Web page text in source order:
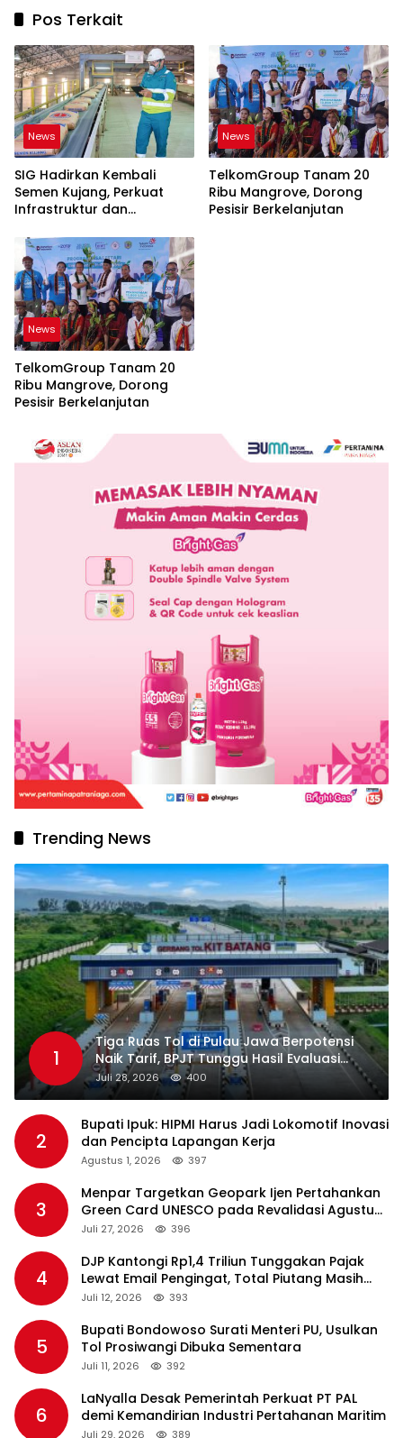
Pos Terkait
News
SIG Hadirkan Kembali
Semen Kujang, Perkuat
Infrastruktur dan
News
TelkomGroup Tanam 20
Ribu Mangrove, Dorong
Pesisir Berkelanjutan
News
TelkomGroup Tanam 20
Ribu Mangrove, Dorong
Pesisir Berkelanjutan
Trending News
1
Tiga Ruas Tol di Pulau Jawa Berpotensi
Naik Tarif, BPJT Tunggu Hasil Evaluasi
Standar Pelayanan
Juli 28, 2026 400
2
Bupati Ipuk: HIPMI Harus Jadi Lokomotif Inovasi
dan Pencipta Lapangan Kerja
Agustus 1, 2026 397
3
Menpar Targetkan Geopark Ijen Pertahankan
Green Card UNESCO pada Revalidasi Agustus
2026
Juli 27, 2026 396
4
DJP Kantongi Rp1,4 Triliun Tunggakan Pajak
Lewat Email Pengingat, Total Piutang Masih
Rp36 Triliun
Juli 12, 2026 393
5
Bupati Bondowoso Surati Menteri PU, Usulkan
Tol Prosiwangi Dibuka Sementara
Juli 11, 2026 392
6
LaNyalla Desak Pemerintah Perkuat PT PAL
demi Kemandirian Industri Pertahanan Maritim
Juli 29, 2026 389